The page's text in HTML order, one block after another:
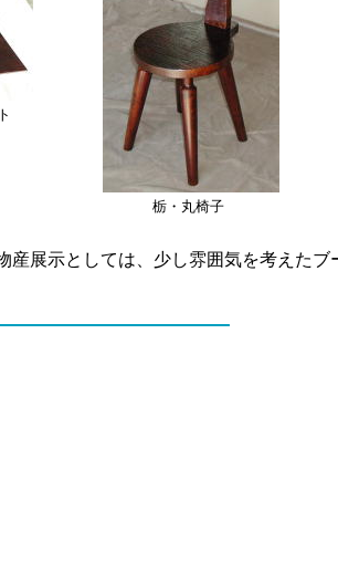
栃・丸椅子
展示としては、少し雰囲気を考えたブ